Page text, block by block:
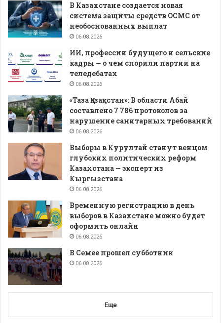
В Казахстане создается новая
система защиты средств ОСМС от
необоснованных выплат
06.08.2026
ИИ, профессии будущего и сельские
кадры — о чем спорили партии на
теледебатах
06.08.2026
«Таза Қазақстан»: В области Абай
составлено 7 786 протоколов за
нарушение санитарных требований
06.08.2026
Выборы в Курултай станут венцом
глубоких политических реформ
Казахстана — эксперт из
Кыргызстана
06.08.2026
Временную регистрацию в день
выборов в Казахстане можно будет
оформить онлайн
06.08.2026
В Семее прошел субботник
06.08.2026
Еще